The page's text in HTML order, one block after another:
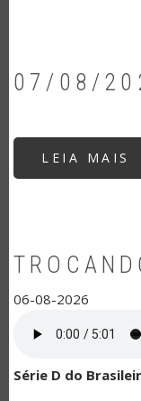
07/08/
LEIA MAIS
-
06-08-2026
Série D do